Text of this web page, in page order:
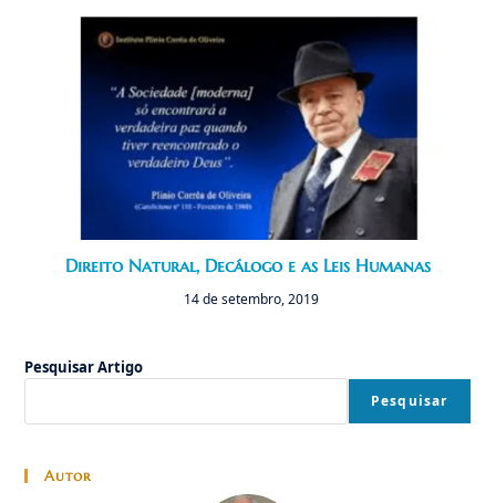
Direito Natural, Decálogo e as Leis Humanas
14 de setembro, 2019
Pesquisar Artigo
Pesquisar
Autor